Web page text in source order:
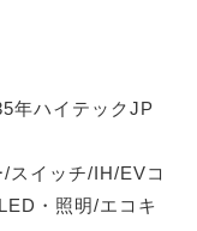
年ハイテックJP
スイッチ/IH/EVコ
・照明/エコキ